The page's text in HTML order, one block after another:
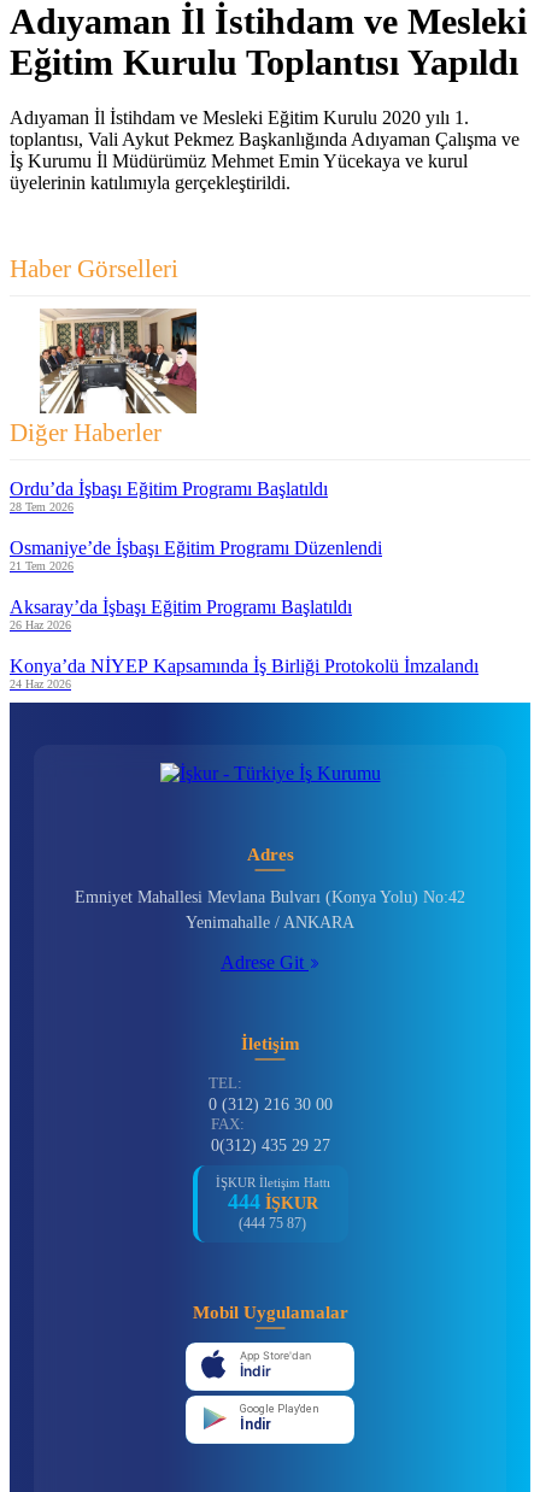
Adıyaman İl İstihdam ve Mesleki
Eğitim Kurulu Toplantısı Yapıldı
Adıyaman İl İstihdam ve Mesleki Eğitim Kurulu 2020 yılı 1.
toplantısı, Vali Aykut Pekmez Başkanlığında Adıyaman Çalışma ve
İş Kurumu İl Müdürümüz Mehmet Emin Yücekaya ve kurul
üyelerinin katılımıyla gerçekleştirildi.
Haber Görselleri
Diğer Haberler
Ordu’da İşbaşı Eğitim Programı Başlatıldı
28 Tem 2026
Osmaniye’de İşbaşı Eğitim Programı Düzenlendi
21 Tem 2026
Aksaray’da İşbaşı Eğitim Programı Başlatıldı
26 Haz 2026
Konya’da NİYEP Kapsamında İş Birliği Protokolü İmzalandı
24 Haz 2026
Adres
Emniyet Mahallesi Mevlana Bulvarı (Konya Yolu) No:42
Yenimahalle / ANKARA
Adrese Git
İletişim
TEL:
0 (312) 216 30 00
FAX:
0(312) 435 29 27
İŞKUR İletişim Hattı
444 İŞKUR
(444 75 87)
Mobil Uygulamalar
App Store'dan
İndir
Google Play'den
İndir